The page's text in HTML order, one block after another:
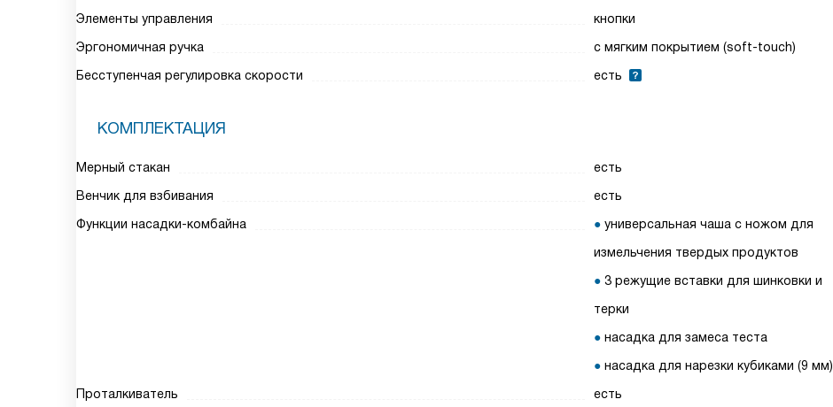
Элементы управления
кнопки
Эргономичная ручка
с мягким покрытием (soft-touch)
Бесступенчая регулировка скорости
есть
КОМПЛЕКТАЦИЯ
Мерный стакан
есть
Венчик для взбивания
есть
Функции насадки-комбайна
универсальная чаша с ножом для
измельчения твердых продуктов
3 режущие вставки для шинковки и
терки
насадка для замеса теста
насадка для нарезки кубиками (9 мм)
Проталкиватель
есть